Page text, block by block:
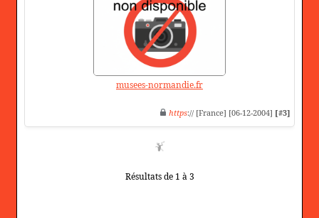
musees-normandie.fr
https:// [France] [06-12-2004] [#3]
Résultats de 1 à 3